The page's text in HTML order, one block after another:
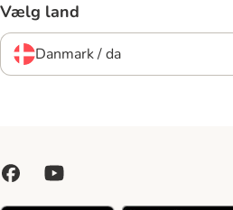
Vælg land
Danmark / da